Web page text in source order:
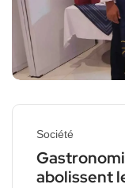
Société
abolissent